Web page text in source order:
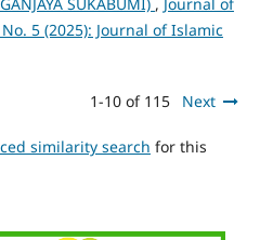
5 (2025): Journal of Islamic
1-10 of 115 Next
similarity search for this